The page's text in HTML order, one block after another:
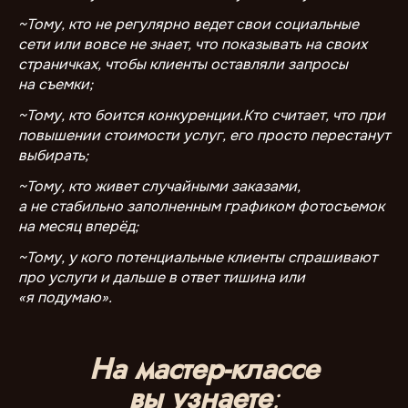
~Тому, кто не регулярно ведет свои социальные
сети или вовсе не знает, что показывать на своих
страничках, чтобы клиенты оставляли запросы
на съемки;
~Тому, кто боится конкуренции.Кто считает, что при
повышении стоимости услуг, его просто перестанут
выбирать;
~Тому, кто живет случайными заказами,
а не стабильно заполненным графиком фотосъемок
на месяц вперёд;
~Тому, у кого потенциальные клиенты спрашивают
про услуги и дальше в ответ тишина или
«я подумаю».
На мастер-классе
вы узнаете: